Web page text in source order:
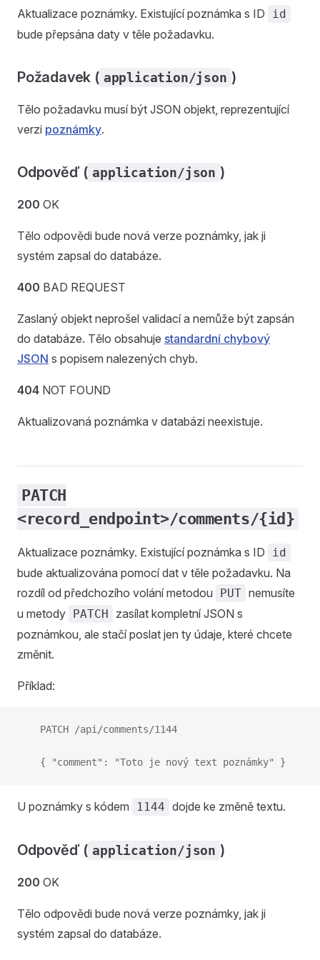
Aktualizace poznámky. Existující poznámka s ID id
bude přepsána daty v těle požadavku.
Požadavek ( application/json )
Tělo požadavku musí být JSON objekt, reprezentující
verzi poznámky.
Odpověď ( application/json )
200 OK
Tělo odpovědi bude nová verze poznámky, jak ji
systém zapsal do databáze.
400 BAD REQUEST
Zaslaný objekt neprošel validací a nemůže být zapsán
do databáze. Tělo obsahuje standardní chybový
JSON s popisem nalezených chyb.
404 NOT FOUND
Aktualizovaná poznámka v databázi neexistuje.
PATCH
<record_endpoint>/comments/{id}
Aktualizace poznámky. Existující poznámka s ID id
bude aktualizována pomocí dat v těle požadavku. Na
rozdíl od předchozího volání metodou
PUT nemusíte
u metody PATCH
zasílat kompletní JSON s
poznámkou, ale stačí poslat jen ty údaje, které chcete
změnit.
Příklad:
    PATCH /api/comments/1144
    { "comment": "Toto je nový text poznámky" }
U poznámky s kódem 1144 dojde ke změně textu.
Odpověď ( application/json )
200 OK
Tělo odpovědi bude nová verze poznámky, jak ji
systém zapsal do databáze.